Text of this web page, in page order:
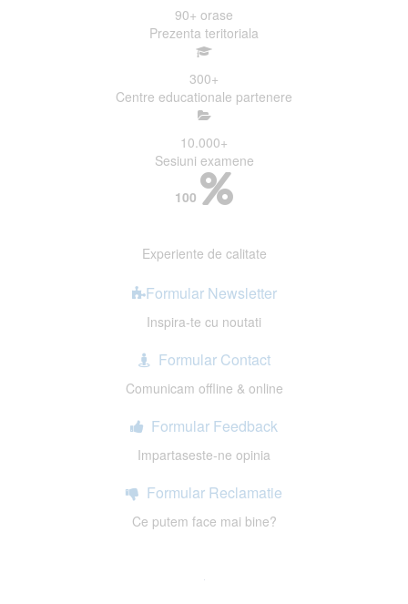
90+ orase
Prezenta teritoriala
300+
Centre educationale partenere
10.000+
Sesiuni examene
100
Experiente de calitate
Formular Newsletter
Inspira-te cu noutati
Formular Contact
Comunicam offline & online
Formular Feedback
Impartaseste-ne opinia
Formular Reclamatie
Ce putem face mai bine?